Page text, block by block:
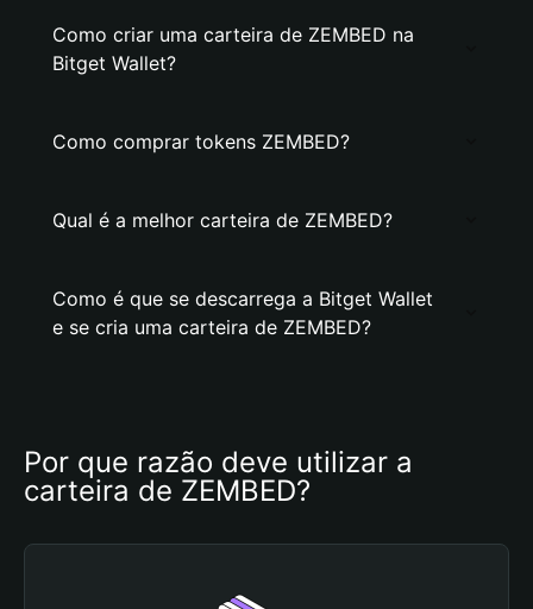
Como criar uma carteira de ZEMBED na
Bitget Wallet?
Como comprar tokens ZEMBED?
Qual é a melhor carteira de ZEMBED?
Como é que se descarrega a Bitget Wallet
e se cria uma carteira de ZEMBED?
Por que razão deve utilizar a
carteira de ZEMBED?